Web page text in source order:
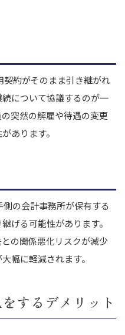
約がそのまま引き継がれ
について協議するのが一
突然の解雇や待遇の変更
あります。
の会計事務所が保有する
げる可能性があります。
の関係悪化リスクが減少
幅に軽減されます。
するデメリット